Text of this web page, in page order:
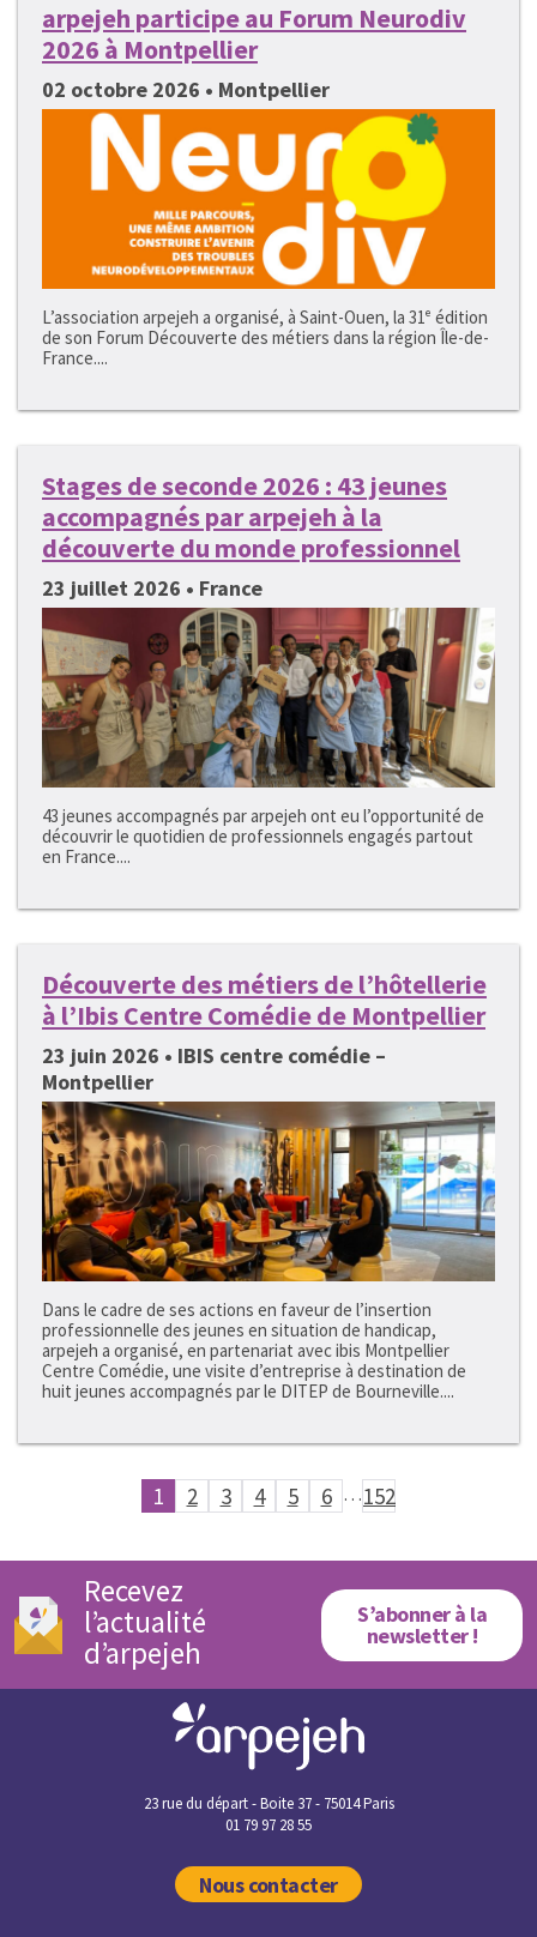
arpejeh participe au Forum Neurodiv
2026 à Montpellier
02 octobre 2026 • Montpellier
L’association arpejeh a organisé, à Saint-Ouen, la 31ᵉ édition
de son Forum Découverte des métiers dans la région Île-de-
France....
Stages de seconde 2026 : 43 jeunes
accompagnés par arpejeh à la
découverte du monde professionnel
23 juillet 2026 • France
43 jeunes accompagnés par arpejeh ont eu l’opportunité de
découvrir le quotidien de professionnels engagés partout
en France....
Découverte des métiers de l’hôtellerie
à l’Ibis Centre Comédie de Montpellier
23 juin 2026 • IBIS centre comédie –
Montpellier
Dans le cadre de ses actions en faveur de l’insertion
professionnelle des jeunes en situation de handicap,
arpejeh a organisé, en partenariat avec ibis Montpellier
Centre Comédie, une visite d’entreprise à destination de
huit jeunes accompagnés par le DITEP de Bourneville....
1 2 3 4 5 6 …152
Recevez
l’actualité
d’arpejeh
S’abonner à la
newsletter !
23 rue du départ - Boite 37 - 75014 Paris
01 79 97 28 55
Nous contacter